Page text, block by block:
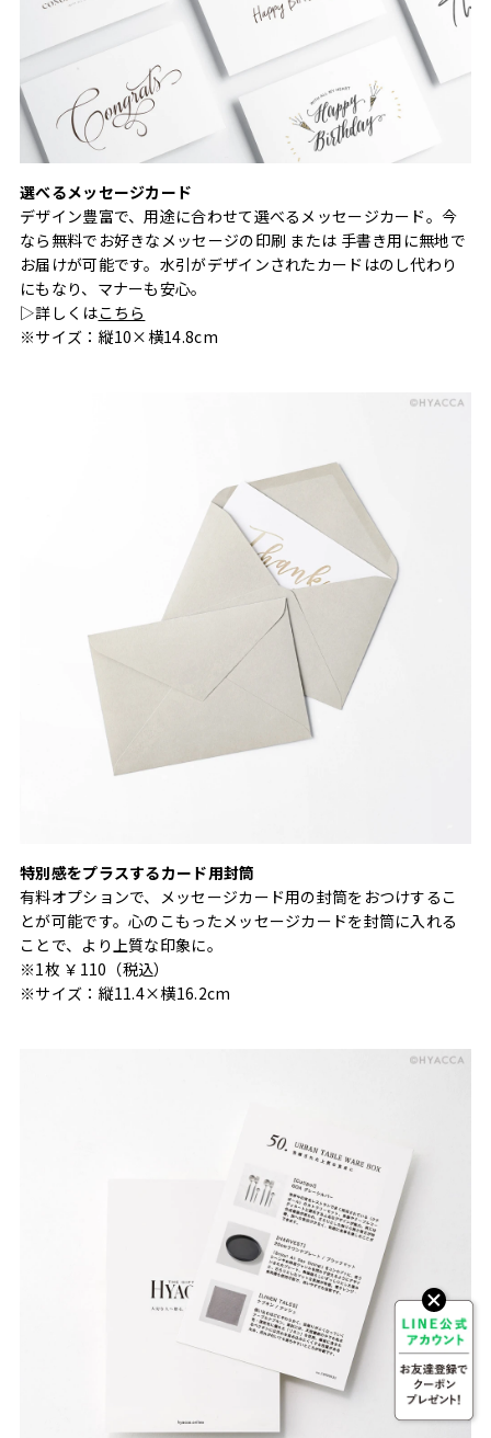
選べるメッセージカード
デザイン豊富で、用途に合わせて選べるメッセージカード。今
なら無料でお好きなメッセージの印刷 または 手書き用に無地で
お届けが可能です。水引がデザインされたカードはのし代わり
にもなり、マナーも安心。
▷詳しくはこちら
※サイズ：縦10×横14.8cm
特別感をプラスするカード用封筒
有料オプションで、メッセージカード用の封筒をおつけするこ
とが可能です。心のこもったメッセージカードを封筒に入れる
ことで、より上質な印象に。
※1枚 ￥110（税込）
※サイズ：縦11.4×横16.2cm